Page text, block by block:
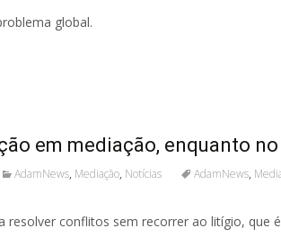
global.
em mediação, enquanto
AdamNews, Mediação, Notícias AdamNews,
resolver conflitos sem recorrer ao litígio, que